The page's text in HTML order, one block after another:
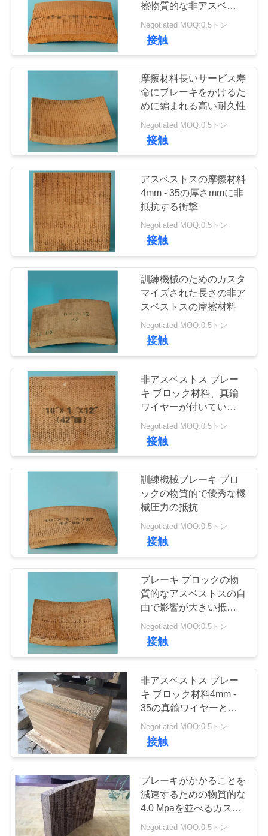
理
連
さ
用
な
地
PRIVACY
POLICY
産業ブレーキ・ラ
イニング
79
シートを接合する
非アスベストス
シートを接合する
アスベストス
30
ガスケット シート
を接合するオイル
30
ブレーキ ブロック
材料
アンカー ウインド
ラスのブレーキ・
ライニング
22
非アスベストスの
28
擦物質的な非アスベスト
ス
Negotiated MOQ:0.5トン
接触
摩擦材料長いサービス寿
命にブレーキをかけるた
めに編まれる高い耐久性
Negotiated MOQ:0.5トン
接触
アスベストスの摩擦材料
4mm - 35の厚さmmに非
抵抗する衝撃
Negotiated MOQ:0.5トン
接触
訓練機械のためのカスタ
マイズされた長さの非ア
スベストスの摩擦材料
Negotiated MOQ:0.5トン
接触
非アスベストス ブレー
キ ブロック材料、真鍮
ワイヤーが付いている編
まれたブレーキ ブロッ
ク
Negotiated MOQ:0.5トン
接触
訓練機械ブレーキ ブロ
ックの物質的で優秀な機
械圧力の抵抗
Negotiated MOQ:0.5トン
接触
ブレーキ ブロックの物
質的なアスベストスの自
由で影響が大きい抵抗の
ブラウン編まれた色
Negotiated MOQ:0.5トン
接触
非アスベストス ブレー
キ ブロック材料4mm -
35の真鍮ワイヤーとの
厚さmmの
Negotiated MOQ:0.5トン
接触
ブレーキがかかることを
減速するための物質的な
4.0 Mpaを並べるカスタ
マイズされた幅のブレー
Negotiated MOQ:0.5トン